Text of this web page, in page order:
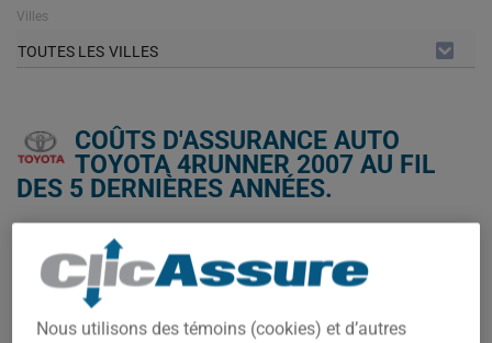
Villes
TOUTES LES VILLES
COÛTS D'ASSURANCE AUTO
TOYOTA 4RUNNER 2007 AU FIL
DES 5 DERNIÈRES ANNÉES.
Nous n'avons pas encore suffisamment de données
d'assurance auto pour ce véhicule.
Essayez un autre modèle ou une autre année, ou
commencez une soumission pour un prix personnalisé.
Nous utilisons des témoins (cookies) et d’autres